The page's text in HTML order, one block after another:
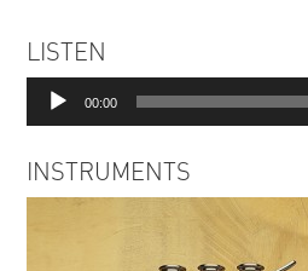
LISTEN
Lecteur
audio
00:00
INSTRUMENTS